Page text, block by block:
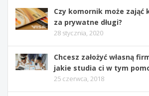
Czy komornik może
za prywatne długi?
28 stycznia, 2020
Chcesz założyć własną
jakie studia ci w tym
25 czerwca, 2018